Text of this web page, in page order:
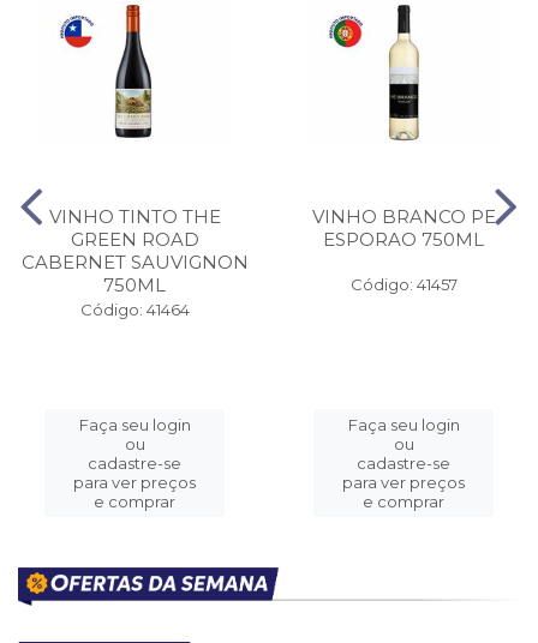
VINHO TINTO THE
GREEN ROAD
CABERNET SAUVIGNON
750ML
Código: 41464
Faça seu login
ou
cadastre-se
para ver preços
e comprar
VINHO BRANCO PE
ESPORAO 750ML
Código: 41457
Faça seu login
ou
cadastre-se
para ver preços
e comprar